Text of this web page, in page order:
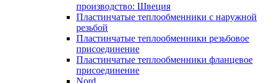
производство: Швеция
Пластинчатые теплообменники с наружной
резьбой
Пластинчатые теплообменники резьбовое
присоединение
Пластинчатые теплообменники фланцевое
присоединение
Nord